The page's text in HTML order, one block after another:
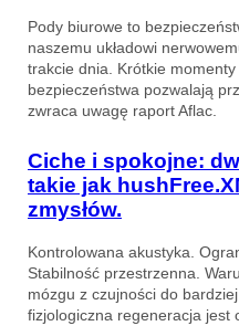
Pody biurowe to
naszemu układowi
trakcie dnia. Krótkie
bezpieczeństwa pozwalają
zwraca uwagę raport Aflac.
Ciche i spokojne:
takie jak
zmysłów.
Kontrolowana akustyka.
Stabilność przestrzenna.
mózgu z czujności do
fizjologiczna regeneracja jest